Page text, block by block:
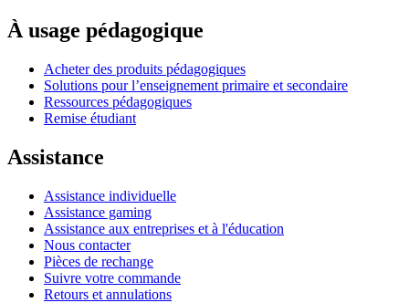
À usage pédagogique
Acheter des produits pédagogiques
Solutions pour l’enseignement primaire et secondaire
Ressources pédagogiques
Remise étudiant
Assistance
Assistance individuelle
Assistance gaming
Assistance aux entreprises et à l'éducation
Nous contacter
Pièces de rechange
Suivre votre commande
Retours et annulations